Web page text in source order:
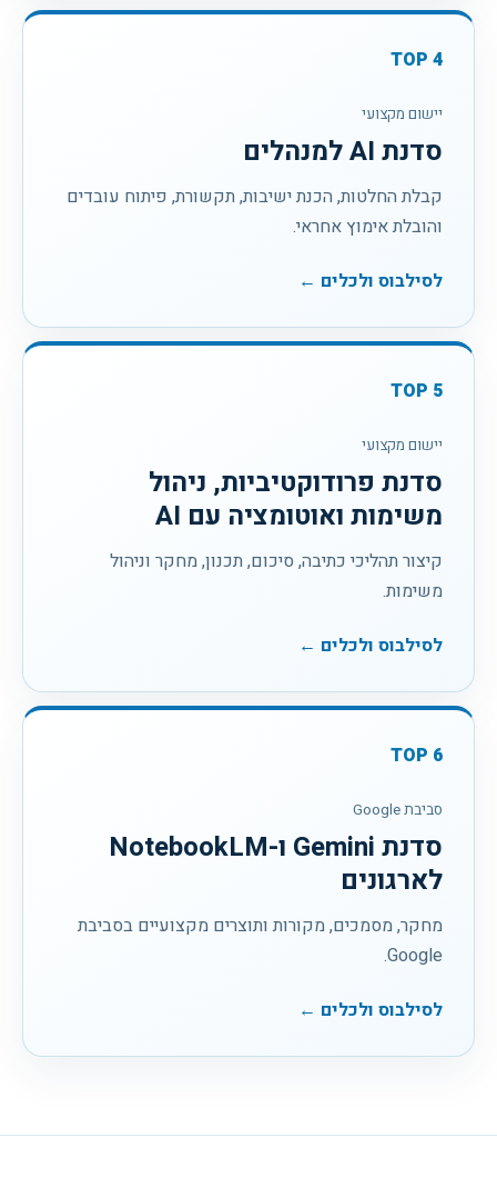
TOP 4
יישום מקצועי
סדנת AI למנהלים
קבלת החלטות, הכנת ישיבות, תקשורת, פיתוח עובדים
והובלת אימוץ אחראי.
לסילבוס ולכלים ←
TOP 5
יישום מקצועי
סדנת פרודוקטיביות, ניהול
משימות ואוטומציה עם AI
קיצור תהליכי כתיבה, סיכום, תכנון, מחקר וניהול
משימות.
לסילבוס ולכלים ←
TOP 6
סביבת Google
סדנת Gemini ו-NotebookLM
לארגונים
מחקר, מסמכים, מקורות ותוצרים מקצועיים בסביבת
Google.
לסילבוס ולכלים ←